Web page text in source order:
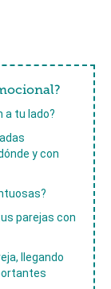
a tu lado?
y con
parejas con
llegando